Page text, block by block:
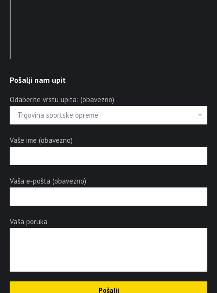
Pošalji nam upit
Odaberite vrstu upita: (obavezno)
Vaše ime (obavezno)
Vaša e-pošta (obavezno)
Vaša poruka